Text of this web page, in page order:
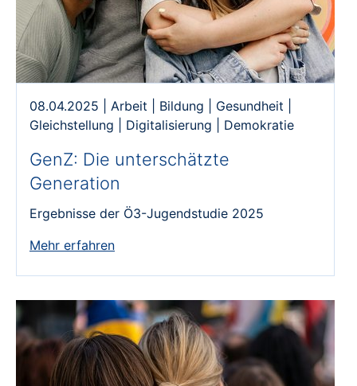
08.04.2025 Arbeit Bildung Gesundheit
Gleichstellung
Digitalisierung Demokratie
GenZ: Die unterschätzte
Generation
Ergebnisse der Ö3-Jugendstudie 2025
Mehr erfahren